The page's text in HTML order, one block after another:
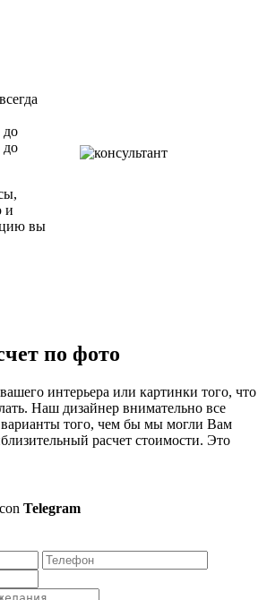
до
до
и
вы
по фото
интерьера или картинки того, что
Наш дизайнер внимательно все
того, чем бы мы могли Вам
расчет стоимости. Это
Telegram